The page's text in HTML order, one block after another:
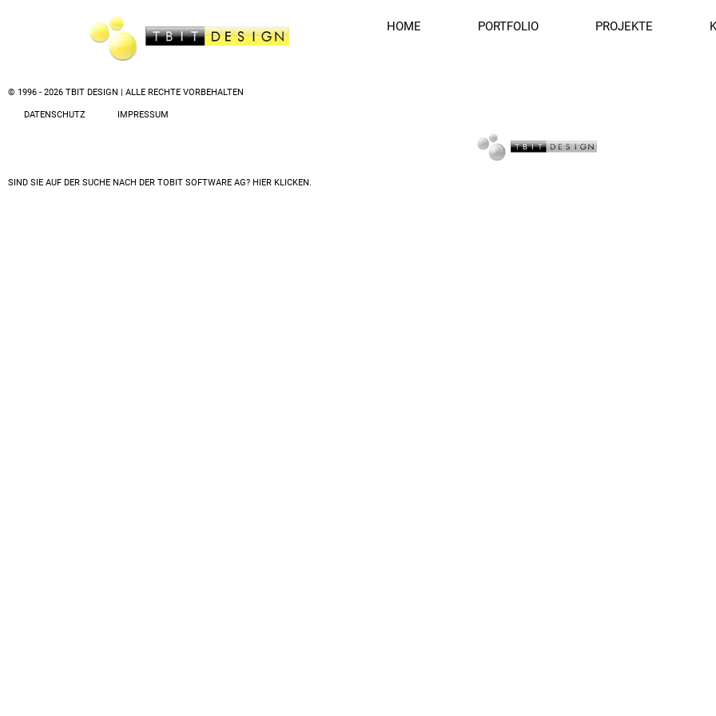
HOME PORTFOLIO PROJEKTE
© 1996 - 2026 TBIT DESIGN | ALLE RECHTE VORBEHALTEN
DATENSCHUTZ IMPRESSUM
SIND SIE AUF DER SUCHE NACH DER TOBIT SOFTWARE AG? HIER KLICKEN.